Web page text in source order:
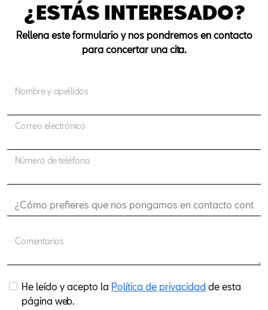
¿ESTÁS INTERESADO?
Rellena este formulario y nos pondremos en contacto
para concertar una cita.
Nombre y apellidos
Correo electrónico
Número de teléfono
Comentarios
He leído y acepto la Política de privacidad de esta
página web.